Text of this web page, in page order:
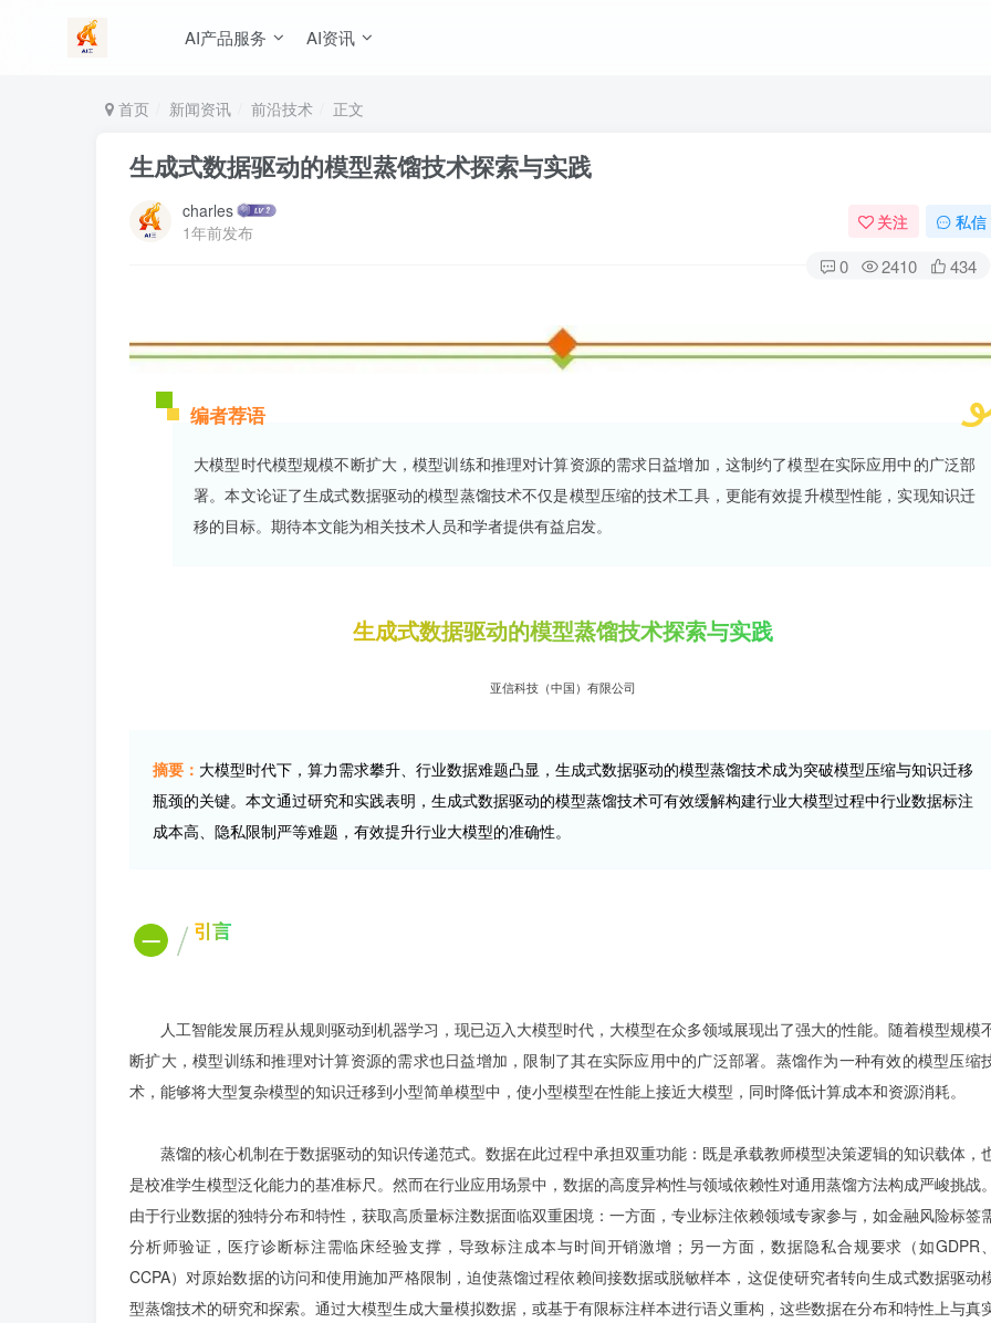
AI产品服务 AI资讯
首页 新闻资讯 前沿技术 正文
生成式数据驱动的模型蒸馏技术探索与实践
charles
1年前发布
关注 私信
0 2410 434
编者荐语
大模型时代模型规模不断扩大，模型训练和推理对计算资源的需求日益增加，这制约了模型在实际应用中的广泛部
署。本文论证了生成式数据驱动的模型蒸馏技术不仅是模型压缩的技术工具，更能有效提升模型性能，实现知识迁
移的目标。期待本文能为相关技术人员和学者提供有益启发。
生成式数据驱动的模型蒸馏技术探索与实践
亚信科技（中国）有限公司
摘要： 大模型时代下，算力需求攀升、行业数据难题凸显，生成式数据驱动的模型蒸馏技术成为突破模型压缩与知识迁移
瓶颈的关键。本文通过研究和实践表明，生成式数据驱动的模型蒸馏技术可有效缓解构建行业大模型过程中行业数据标注
成本高、隐私限制严等难题，有效提升行业大模型的准确性。
一 引言
人工智能发展历程从规则驱动到机器学习，现已迈入大模型时代，大模型在众多领域展现出了强大的性能。随着模型规模
断扩大，模型训练和推理对计算资源的需求也日益增加，限制了其在实际应用中的广泛部署。蒸馏作为一种有效的模型压缩
术，能够将大型复杂模型的知识迁移到小型简单模型中，使小型模型在性能上接近大模型，同时降低计算成本和资源消耗。
蒸馏的核心机制在于数据驱动的知识传递范式。数据在此过程中承担双重功能：既是承载教师模型决策逻辑的知识载体，
是校准学生模型泛化能力的基准标尺。然而在行业应用场景中，数据的高度异构性与领域依赖性对通用蒸馏方法构成严峻挑战
由于行业数据的独特分布和特性，获取高质量标注数据面临双重困境：一方面，专业标注依赖领域专家参与，如金融风险标签
分析师验证，医疗诊断标注需临床经验支撑，导致标注成本与时间开销激增；另一方面，数据隐私合规要求（如GDPR
CCPA）对原始数据的访问和使用施加严格限制，迫使蒸馏过程依赖间接数据或脱敏样本，这促使研究者转向生成式数据驱动
型蒸馏技术的研究和探索。通过大模型生成大量模拟数据，或基于有限标注样本进行语义重构，这些数据在分布和特性上与真